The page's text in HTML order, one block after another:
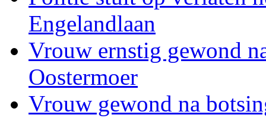
Engelandlaan
Vrouw ernstig gewond
Oostermoer
Vrouw gewond na